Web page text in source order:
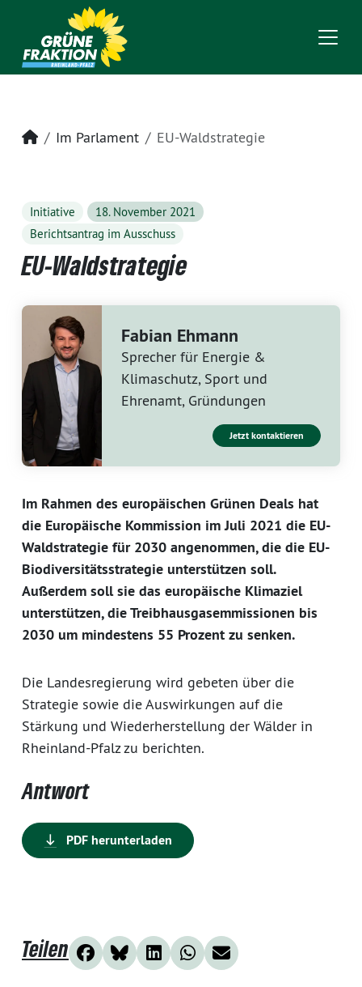
Startseite
Im Parlament EU-Waldstrategie
Initiative
18. November 2021
Berichtsantrag im Ausschuss
EU-Waldstrategie
Fabian Ehmann
Sprecher für Energie &
Klimaschutz, Sport und
Ehrenamt, Gründungen
Jetzt kontaktieren
Im Rahmen des europäischen Grünen Deals hat
die Europäische Kommission im Juli 2021 die EU-
Waldstrategie für 2030 angenommen, die die EU-
Biodiversitätsstrategie unterstützen soll.
Außerdem soll sie das europäische Klimaziel
unterstützen, die Treibhausgasemmissionen bis
2030 um mindestens 55 Prozent zu senken.
Die Landesregierung wird gebeten über die
Strategie sowie die Auswirkungen auf die
Stärkung und Wiederherstellung der Wälder in
Rheinland-Pfalz zu berichten.
Antwort
PDF herunterladen
Teilen